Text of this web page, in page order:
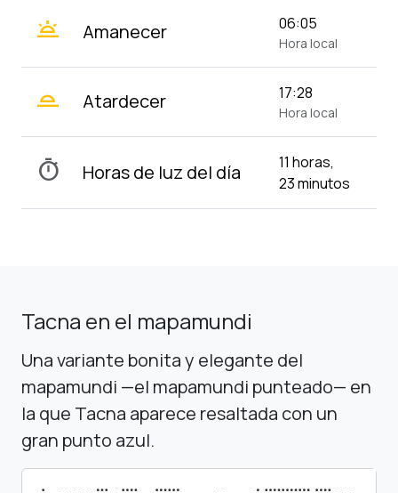
wb_twilight Amanecer 06:05
Hora local
wb_twilight_2 Atardecer 17:28
Hora local
timer Horas de luz del día
11 horas,
23 minutos
Tacna en el mapamundi
Una variante bonita y elegante del
mapamundi —el mapamundi punteado— en
la que Tacna aparece resaltada con un
gran punto azul.